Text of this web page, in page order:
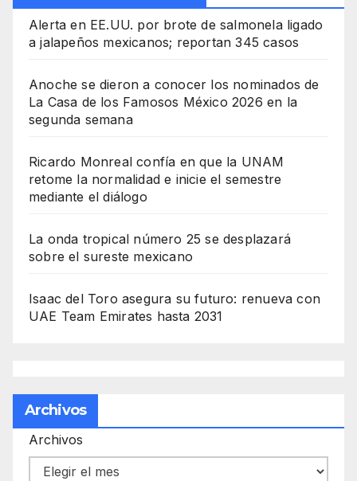
Alerta en EE.UU. por brote de salmonela ligado
a jalapeños mexicanos; reportan 345 casos
Anoche se dieron a conocer los nominados de
La Casa de los Famosos México 2026 en la
segunda semana
Ricardo Monreal confía en que la UNAM
retome la normalidad e inicie el semestre
mediante el diálogo
La onda tropical número 25 se desplazará
sobre el sureste mexicano
Isaac del Toro asegura su futuro: renueva con
UAE Team Emirates hasta 2031
Archivos
Archivos